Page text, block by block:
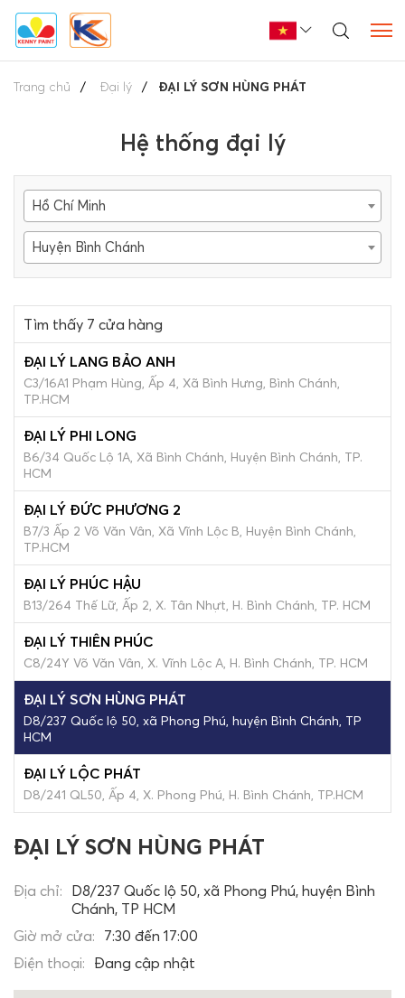
Trang chủ Đại lý ĐẠI LÝ SƠN HÙNG PHÁT
Hệ thống đại lý
Hồ Chí Minh
Huyện Bình Chánh
Tìm thấy 7 cửa hàng
ĐẠI LÝ LANG BẢO ANH
C3/16A1 Phạm Hùng, Ấp 4, Xã Bình Hưng, Bình Chánh,
TP.HCM
ĐẠI LÝ PHI LONG
B6/34 Quốc Lộ 1A, Xã Bình Chánh, Huyện Bình Chánh, TP.
HCM
ĐẠI LÝ ĐỨC PHƯƠNG 2
B7/3 Ấp 2 Võ Văn Vân, Xã Vĩnh Lộc B, Huyện Bình Chánh,
TP.HCM
ĐẠI LÝ PHÚC HẬU
B13/264 Thế Lữ, Ấp 2, X. Tân Nhựt, H. Bình Chánh, TP. HCM
ĐẠI LÝ THIÊN PHÚC
C8/24Y Võ Văn Vân, X. Vĩnh Lộc A, H. Bình Chánh, TP. HCM
ĐẠI LÝ SƠN HÙNG PHÁT
D8/237 Quốc lộ 50, xã Phong Phú, huyện Bình Chánh, TP
HCM
ĐẠI LÝ LỘC PHÁT
D8/241 QL50, Ấp 4, X. Phong Phú, H. Bình Chánh, TP.HCM
ĐẠI LÝ SƠN HÙNG PHÁT
Địa chỉ: D8/237 Quốc lộ 50, xã Phong Phú, huyện Bình
Chánh, TP HCM
Giờ mở cửa: 7:30 đến 17:00
Điện thoại: Đang cập nhật